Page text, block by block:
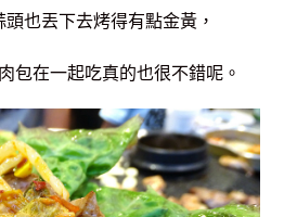
也丟下去烤得有點金黃，
包在一起吃真的也很不錯呢。